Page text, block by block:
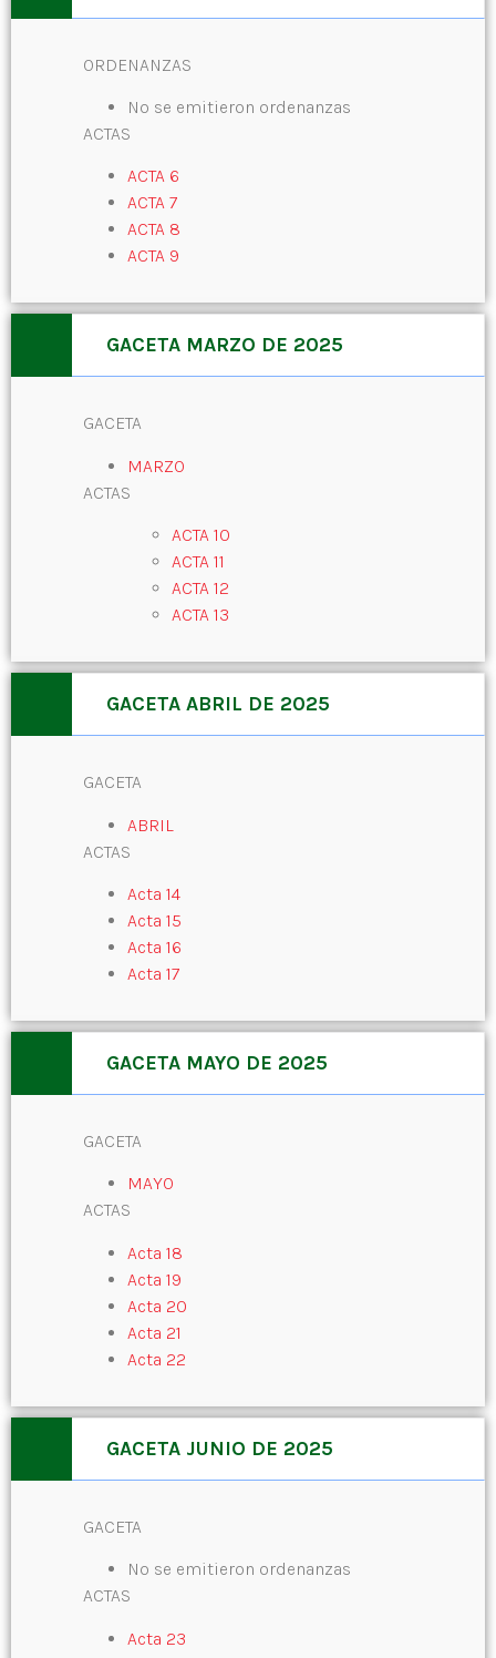
ORDENANZAS
No se emitieron ordenanzas
ACTAS
ACTA 6
ACTA 7
ACTA 8
ACTA 9
GACETA MARZO DE 2025
GACETA
MARZO
ACTAS
ACTA 10
ACTA 11
ACTA 12
ACTA 13
GACETA ABRIL DE 2025
GACETA
ABRIL
ACTAS
Acta 14
Acta 15
Acta 16
Acta 17
GACETA MAYO DE 2025
GACETA
MAYO
ACTAS
Acta 18
Acta 19
Acta 20
Acta 21
Acta 22
GACETA JUNIO DE 2025
GACETA
No se emitieron ordenanzas
ACTAS
Acta 23